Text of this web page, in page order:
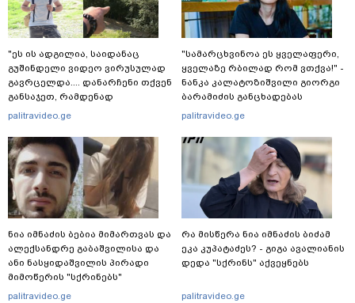
"ეს ის ადგილია, საიდანაც
გუშინდელი ვიდეო ვირუსულად
გავრცელდა.... დანარჩენი თქვენ
განსაჯეთ, რამდენად
შესაძლებელია აქ ადამიანის
აქვეყნებს კობა ახალაძე
მლეთიდან, სადაც 12 წლის წინ
გურამ დადიანიძე გაუჩინარდა?
palitravideo.ge
ნია იმნაძის ბებია მიმართვას და
ალექსანდრე გაბაშვილისა და
ანი ნასყიდაშვილის პირადი
მიმოწერის "სქრინებს"
ავრცელებს
palitravideo.ge
"სა­მარ­ცხვი­ნოა ეს ყვე­ლა­ფე­რი,
ყვე­ლა­ზე რბი­ლად რომ ვთქვა!" -
ნანკა კალატოზიშვილი გიორგი
ბარამიძის განცხადებას
ეხმაურება
palitravideo.ge
რა მისწერა ნია იმნაძის ბიძამ
ეკა კუპატაძეს? - გიგა ავალიანის
დედა "სქრინს" აქვეყნებს
palitravideo.ge